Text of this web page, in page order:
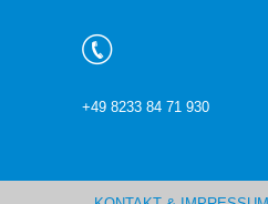
+49 8233 84 71 930